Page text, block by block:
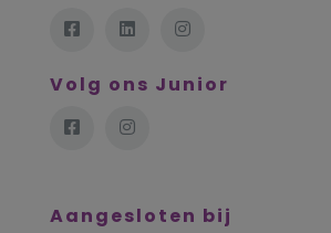
Volg ons Junior
Aangesloten bij